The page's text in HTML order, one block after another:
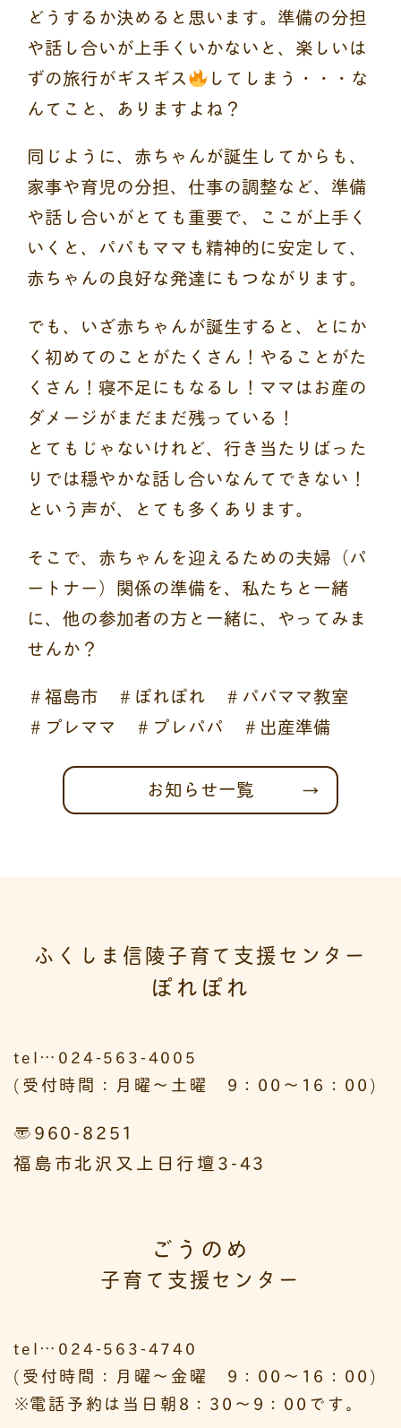
どうするか決めると思います。準備の分担
や話し合いが上手くいかないと、楽しいは
ずの旅行がギスギス
してしまう・・・な
んてこと、ありますよね？
同じように、赤ちゃんが誕生してからも、
家事や育児の分担、仕事の調整など、準備
や話し合いがとても重要で、ここが上手く
いくと、パパもママも精神的に安定して、
赤ちゃんの良好な発達にもつながります。
でも、いざ赤ちゃんが誕生すると、とにか
く初めてのことがたくさん！やることがた
くさん！寝不足にもなるし！ママはお産の
ダメージがまだまだ残っている！
とてもじゃないけれど、行き当たりばった
りでは穏やかな話し合いなんてできない！
という声が、とても多くあります。
そこで、赤ちゃんを迎えるための夫婦（パ
ートナー）関係の準備を、私たちと一緒
に、他の参加者の方と一緒に、やってみま
せんか？
＃福島市 ＃ぽれぽれ ＃パパママ教室
＃プレママ ＃プレパパ ＃出産準備
お知らせ一覧
ふくしま信陵子育て支援センター
ぽれぽれ
tel…024-563-4005
(受付時間：月曜～土曜 9：00～16：00)
〒960-8251
福島市北沢又上日行壇3-43
ごうのめ
子育て支援センター
tel…024-563-4740
(受付時間：月曜～金曜 9：00～16：00)
※電話予約は当日朝8：30～9：00です。